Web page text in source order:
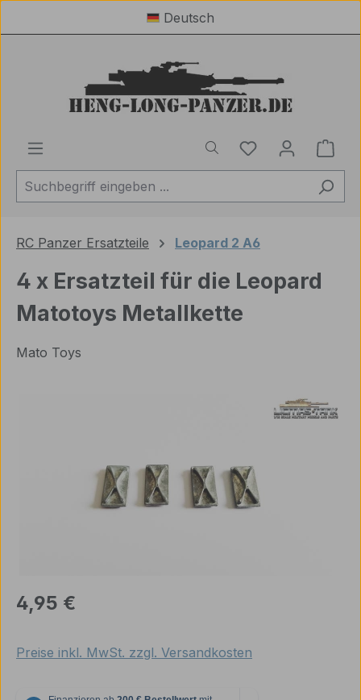
Zum Hauptinhalt springenDeutsch
Du hast 0
RC Panzer Ersatzteile Leopard 2 A6
4 x Ersatzteil für die Leopard
Matotoys Metallkette
Mato Toys
Regulärer Preis:
4,95 €
Preise inkl. MwSt. zzgl. Versandkosten